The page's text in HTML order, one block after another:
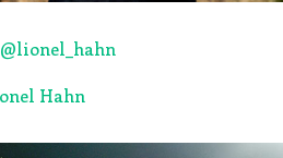
@lionel_hahn
Hahn